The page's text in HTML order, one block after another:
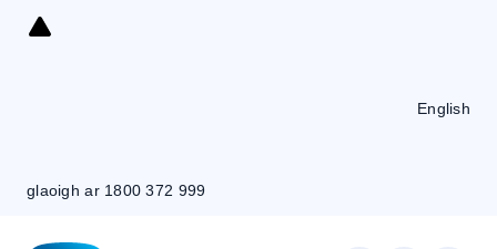
Skip
glaoigh ar 1800 372 999
English